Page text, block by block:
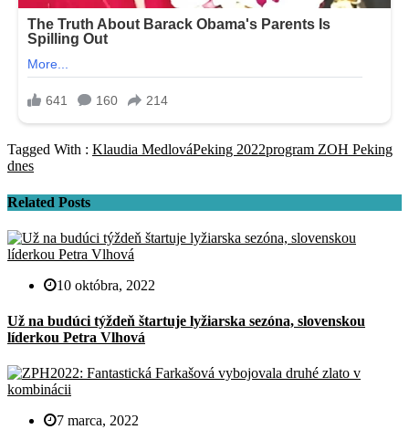
Tagged With : Klaudia MedlováPeking 2022program ZOH Peking
dnes
Related Posts
10 októbra, 2022
Už na budúci týždeň štartuje lyžiarska sezóna, slovenskou
líderkou Petra Vlhová
7 marca, 2022